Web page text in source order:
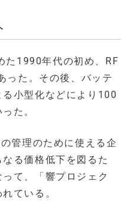
た1990年代の初め、RF
った。その後、バッテ
小型化などにより100
た。
管理のために使える企
る価格低下を図るた
て、「響プロジェク
ている。